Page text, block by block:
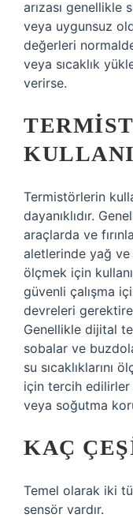
arızası genellikle
veya uygunsuz
değerleri
veya sıcaklık
verirse.
Termistörlerin
dayanıklıdır.
araçlarda ve
aletlerinde yağ ve
ölçmek için
güvenli çalışma
devreleri
Genellikle dijital
sobalar ve
su sıcaklıklarını
için tercih edilirler
veya soğutma
KAÇ
Temel olarak iki
sensör vardır.